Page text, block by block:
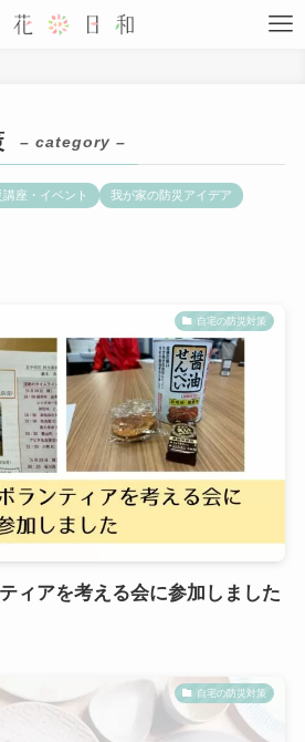
– category –
講座・イベント
我が家の防災アイデア
自宅の防災対策
ィアを考える会に参加しました
自宅の防災対策